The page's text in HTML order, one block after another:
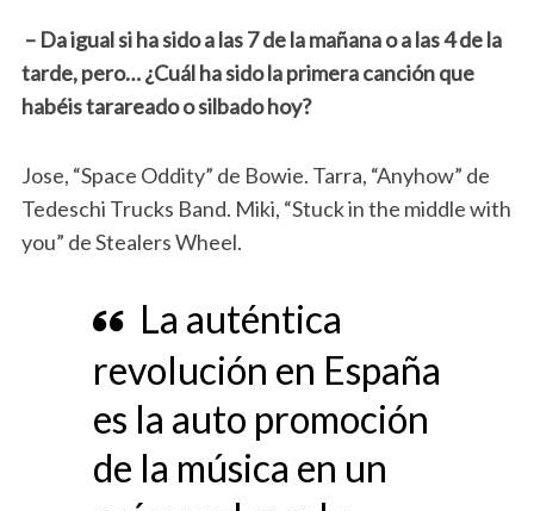
– Da igual si ha sido a las 7 de la mañana o a las 4 de la
tarde, pero… ¿Cuál ha sido la primera canción que
habéis tarareado o silbado hoy?
Jose, “Space Oddity” de Bowie. Tarra, “Anyhow” de
Tedeschi Trucks Band. Miki, “Stuck in the middle with
you” de Stealers Wheel.
La auténtica
revolución en España
es la auto promoción
de la música en un